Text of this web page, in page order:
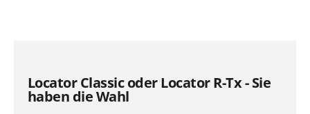
Locator Classic oder Locator R-Tx - Sie
haben die Wahl